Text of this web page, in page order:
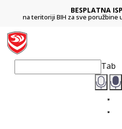
BESPLATNA
na teritoriji BIH za sve poružbine
Tab